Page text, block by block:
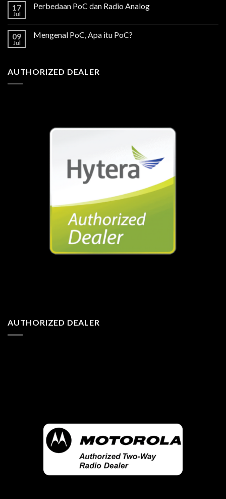
17
Jul
Perbedaan PoC dan Radio Analog
09
Jul
Mengenal PoC, Apa itu PoC?
AUTHORIZED DEALER
AUTHORIZED DEALER